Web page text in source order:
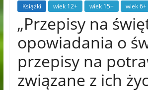
Książki wiek 12+ wiek 15+ wiek 6+
„Przepisy na
opowiadania o
przepisy na
związane z ich